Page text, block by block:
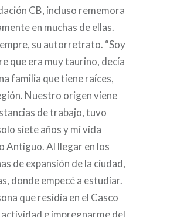
CB, incluso rememora
en muchas de ellas.
su autorretrato. “Soy
que era muy taurino, decía
familia que tiene raíces,
Nuestro origen viene
de trabajo, tuvo
siete años y mi vida
Antiguo. Al llegar en los
de expansión de la ciudad,
donde empecé a estudiar.
que residía en el Casco
e impregnarme del